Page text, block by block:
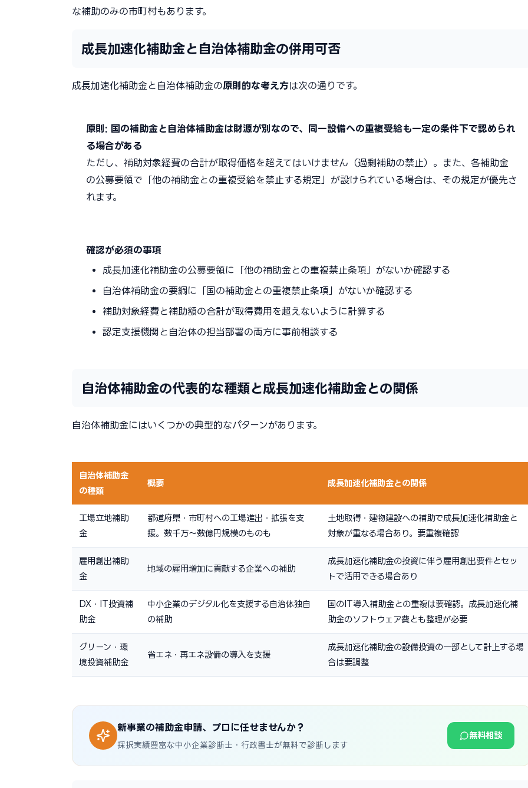
な補助のみの市町村もあります。
成長加速化補助金と自治体補助金の併用可否
成長加速化補助金と自治体補助金の原則的な考え方は次の通りです。
原則: 国の補助金と自治体補助金は財源が別なので、同一設備への重複受給も一定の条件下で認められ
る場合がある
ただし、補助対象経費の合計が取得価格を超えてはいけません（過剰補助の禁止）。また、各補助金
の公募要領で「他の補助金との重複受給を禁止する規定」が設けられている場合は、その規定が優先さ
れます。
確認が必須の事項
成長加速化補助金の公募要領に「他の補助金との重複禁止条項」がないか確認する
自治体補助金の要綱に「国の補助金との重複禁止条項」がないか確認する
補助対象経費と補助額の合計が取得費用を超えないように計算する
認定支援機関と自治体の担当部署の両方に事前相談する
自治体補助金の代表的な種類と成長加速化補助金との関係
自治体補助金にはいくつかの典型的なパターンがあります。
自治体補助金
の種類
概要 成長加速化補助金との関係
工場立地補助
金
都道府県・市町村への工場進出・拡張を支
援。数千万〜数億円規模のものも
土地取得・建物建設への補助で成長加速化補助金と
対象が重なる場合あり。要重複確認
雇用創出補助
金
地域の雇用増加に貢献する企業への補助
成長加速化補助金の投資に伴う雇用創出要件とセッ
トで活用できる場合あり
DX・IT投資補
助金
中小企業のデジタル化を支援する自治体独自
の補助
国のIT導入補助金との重複は要確認。成長加速化補
助金のソフトウェア費とも整理が必要
グリーン・環
境投資補助金
省エネ・再エネ設備の導入を支援
成長加速化補助金の設備投資の一部として計上する場
合は要調整
新事業の補助金申請、プロに任せませんか？
採択実績豊富な中小企業診断士・行政書士が無料で診断します
無料相談